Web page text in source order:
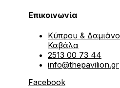
Επικοινωνία
Κύπρου &
Καβάλα
2513 00 73 44
info@thepavilion.gr
Facebook